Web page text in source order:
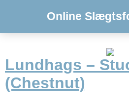
Online
Lundhags –
(Chestnut)